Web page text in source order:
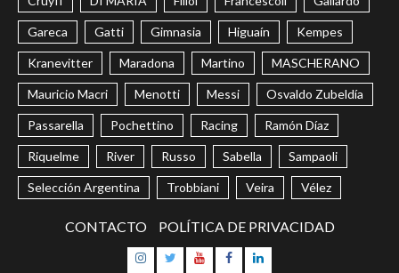
Gareca Gatti Gimnasia Higuaín Kempes
Kranevitter Maradona Martino MASCHERANO
Mauricio Macri Menotti Messi Osvaldo Zubeldía
Passarella Pochettino Racing Ramón Díaz
Riquelme River Russo Sabella Sampaoli
Selección Argentina Trobbiani Veira Vélez
CONTACTO POLÍTICA DE PRIVACIDAD
Instagram
TwitterYoutubeFacebookLinkedIn